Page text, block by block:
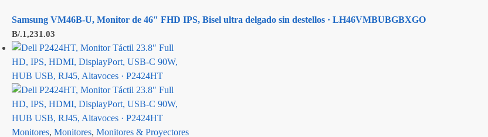
Samsung VM46B-U, Monitor de 46″ FHD IPS, Bisel ultra delgado sin destellos · LH46VMBUBGBXGO
B/.1,231.03
Monitores, Monitores, Monitores & Proyectores